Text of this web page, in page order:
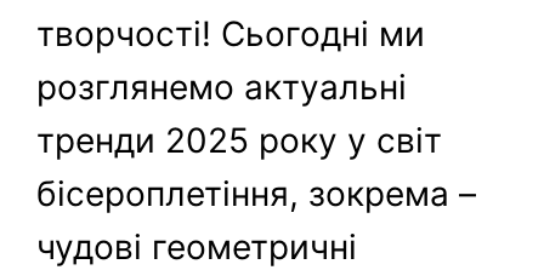
творчості! Сьогодні ми
розглянемо актуальні
тренди 2025 року у світ
бісероплетіння, зокрема –
чудові геометричні